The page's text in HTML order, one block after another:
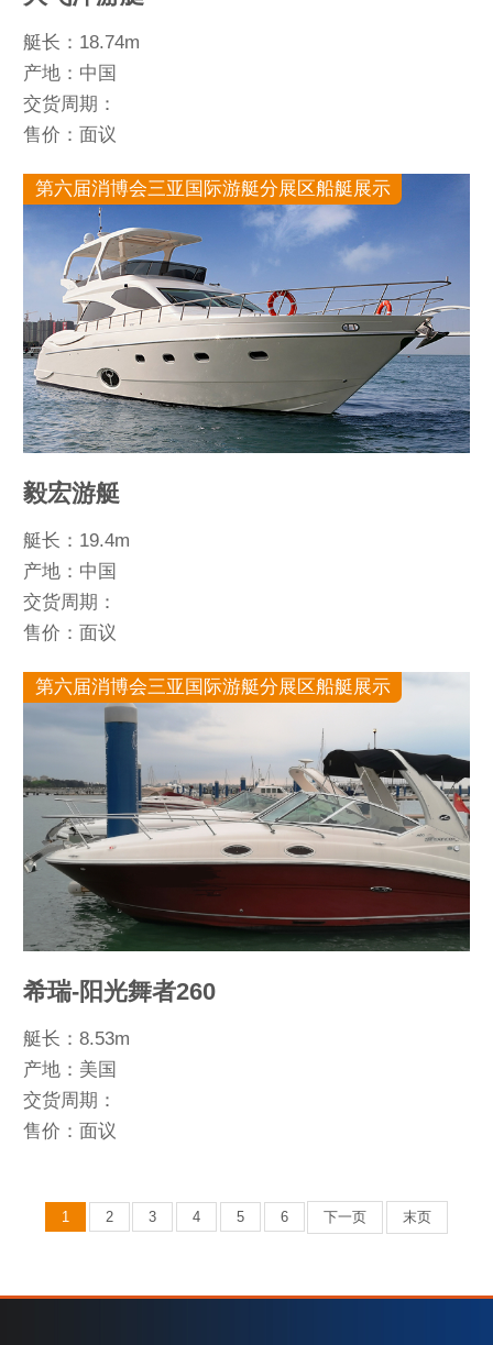
艇长：18.74m
产地：中国
交货周期：
售价：面议
第六届消博会三亚国际游艇分展区船艇展示
毅宏游艇
艇长：19.4m
产地：中国
交货周期：
售价：面议
第六届消博会三亚国际游艇分展区船艇展示
希瑞-阳光舞者260
艇长：8.53m
产地：美国
交货周期：
售价：面议
1 2 3 4 5 6 下一页 末页